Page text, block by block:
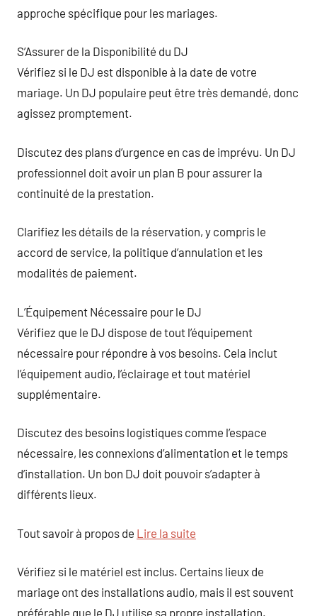
approche spécifique pour les mariages.
S’Assurer de la Disponibilité du DJ
Vérifiez si le DJ est disponible à la date de votre
mariage. Un DJ populaire peut être très demandé, donc
agissez promptement.
Discutez des plans d’urgence en cas de imprévu. Un DJ
professionnel doit avoir un plan B pour assurer la
continuité de la prestation.
Clarifiez les détails de la réservation, y compris le
accord de service, la politique d’annulation et les
modalités de paiement.
L’Équipement Nécessaire pour le DJ
Vérifiez que le DJ dispose de tout l’équipement
nécessaire pour répondre à vos besoins. Cela inclut
l’équipement audio, l’éclairage et tout matériel
supplémentaire.
Discutez des besoins logistiques comme l’espace
nécessaire, les connexions d’alimentation et le temps
d’installation. Un bon DJ doit pouvoir s’adapter à
différents lieux.
Tout savoir à propos de Lire la suite
Vérifiez si le matériel est inclus. Certains lieux de
mariage ont des installations audio, mais il est souvent
préférable que le DJ utilise sa propre installation.